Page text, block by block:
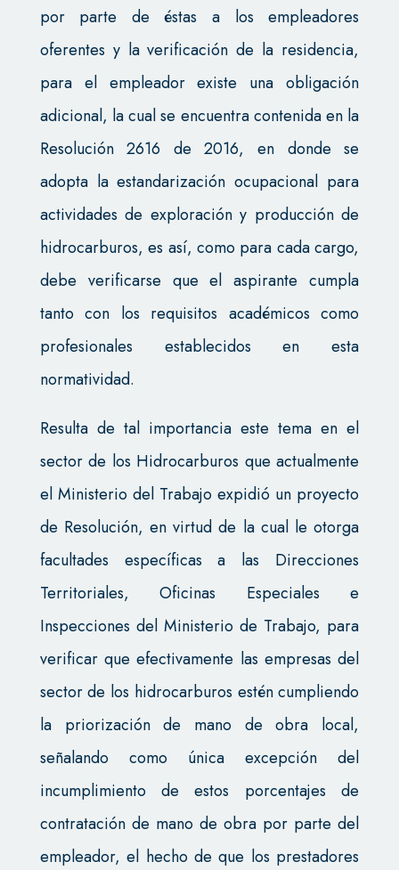
por parte de éstas a los empleadores
oferentes y la verificación de la residencia,
para el empleador existe una obligación
adicional, la cual se encuentra contenida en la
Resolución 2616 de 2016, en donde se
adopta la estandarización ocupacional para
actividades de exploración y producción de
hidrocarburos, es así, como para cada cargo,
debe verificarse que el aspirante cumpla
tanto con los requisitos académicos como
profesionales establecidos en esta
normatividad.
Resulta de tal importancia este tema en el
sector de los Hidrocarburos que actualmente
el Ministerio del Trabajo expidió un proyecto
de Resolución, en virtud de la cual le otorga
facultades específicas a las Direcciones
Territoriales, Oficinas Especiales e
Inspecciones del Ministerio de Trabajo, para
verificar que efectivamente las empresas del
sector de los hidrocarburos estén cumpliendo
la priorización de mano de obra local,
señalando como única excepción del
incumplimiento de estos porcentajes de
contratación de mano de obra por parte del
empleador, el hecho de que los prestadores